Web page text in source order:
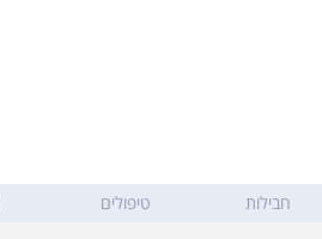
חבילות טיפולים